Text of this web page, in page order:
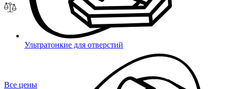
Ультратонкие для отверстий
Все цены